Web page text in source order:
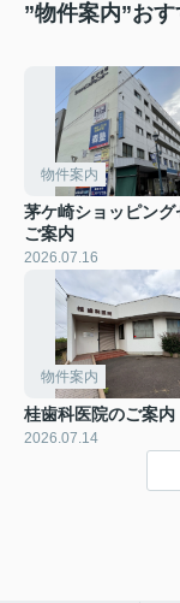
”物件案内”お
物件案内
茅ケ崎ショッピング
ご案内
2026.07.16
物件案内
桂歯科医院のご案内
2026.07.14